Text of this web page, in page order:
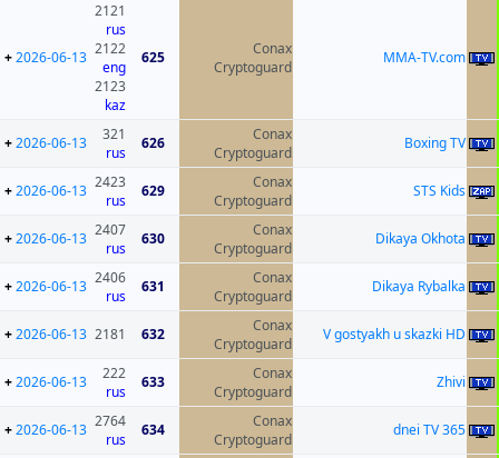
MMA-TV.com
Conax
Cryptoguard
625
2121
rus
2122
eng
2123
kaz
2026-06-13
+
Boxing TV
Conax
Cryptoguard
626
321
rus
2026-06-13
+
STS Kids
Conax
Cryptoguard
629
2423
rus
2026-06-13
+
Dikaya Okhota
Conax
Cryptoguard
630
2407
rus
2026-06-13
+
Dikaya Rybalka
Conax
Cryptoguard
631
2406
rus
2026-06-13
+
V gostyakh u skazki HD
Conax
Cryptoguard
632
2181
2026-06-13
+
Zhivi
Conax
Cryptoguard
633
222
rus
2026-06-13
+
365 dnei TV
Conax
Cryptoguard
634
2764
rus
2026-06-13
+